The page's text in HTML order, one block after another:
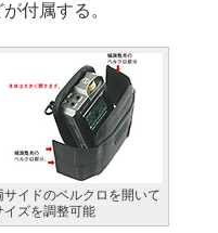
付属する。
サイドのベルクロを開いて
イズを調整可能